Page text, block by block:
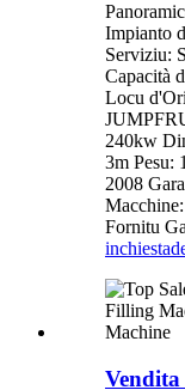
Impianto
Serviziu:
Capacità
Locu
240kw
3m Pesu:
2008
Fornitu
inchiesta